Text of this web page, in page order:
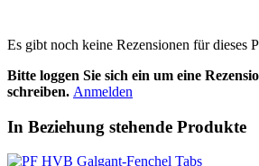
Es gibt noch keine Rezensionen für dieses
Bitte loggen Sie sich ein um eine
schreiben. Anmelden
In Beziehung stehende Produkte